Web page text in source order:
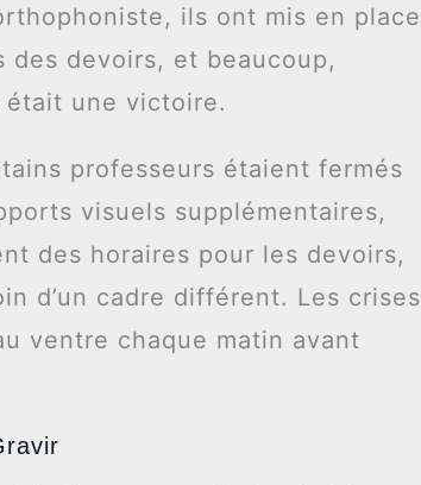
ils ont mis en place
devoirs, et beaucoup,
était une victoire.
professeurs étaient fermés
visuels supplémentaires,
des horaires pour les devoirs,
d’un cadre différent. Les crises
ventre chaque matin avant